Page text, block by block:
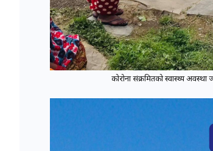
कोरोना संक्रमितको स्वास्थ्य अवस्था